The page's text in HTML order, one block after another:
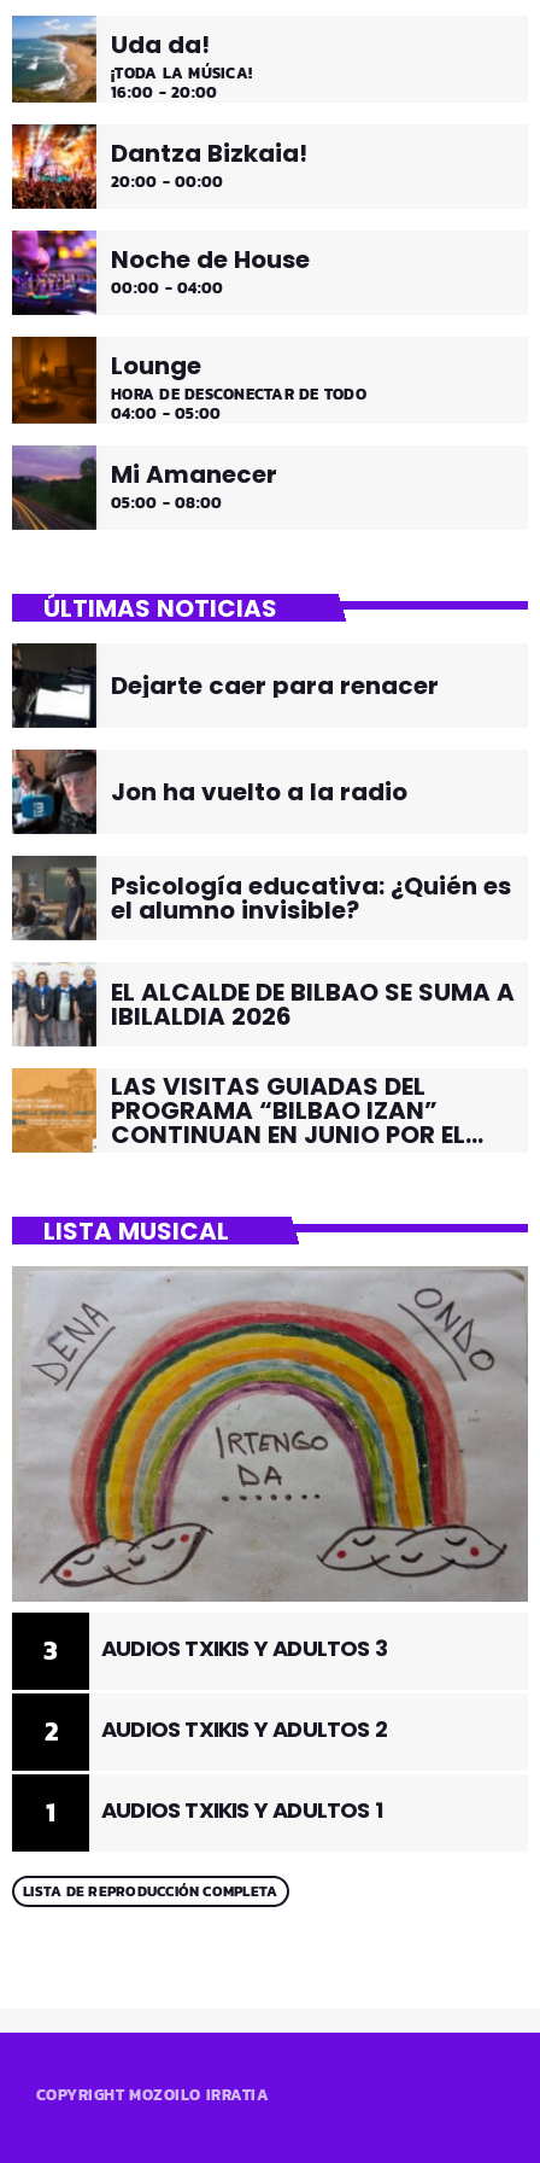
comienzo de tarde de los fines de semana, de 2 a 4.
¡Disfruta!
Uda da!
¡TODA LA MÚSICA!
16:00 - 20:00
Dantza Bizkaia!
20:00 - 00:00
Noche de House
00:00 - 04:00
Lounge
HORA DE DESCONECTAR DE TODO
04:00 - 05:00
Mi Amanecer
05:00 - 08:00
ÚLTIMAS NOTICIAS
Dejarte caer para renacer
Jon ha vuelto a la radio
Psicología educativa: ¿Quién es
el alumno invisible?
EL ALCALDE DE BILBAO SE SUMA A
IBILALDIA 2026
LAS VISITAS GUIADAS DEL
PROGRAMA “BILBAO IZAN”
CONTINUAN EN JUNIO POR EL
LISTA MUSICAL
1 AUDIOS TXIKIS Y ADULTOS 1
2 AUDIOS TXIKIS Y ADULTOS 2
3 AUDIOS TXIKIS Y ADULTOS 3
LISTA DE REPRODUCCIÓN COMPLETA
COPYRIGHT MOZOILO IRRATIA